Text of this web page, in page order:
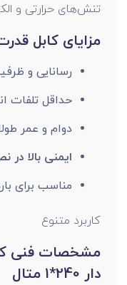
تنش‌های حرارتی و
مزایای کابل قدرت
رسانایی و
حداقل تلفات
دوام و عمر
ایمنی بالا در
مناسب برای
کاربرد متنوع
دار 240*1 متال